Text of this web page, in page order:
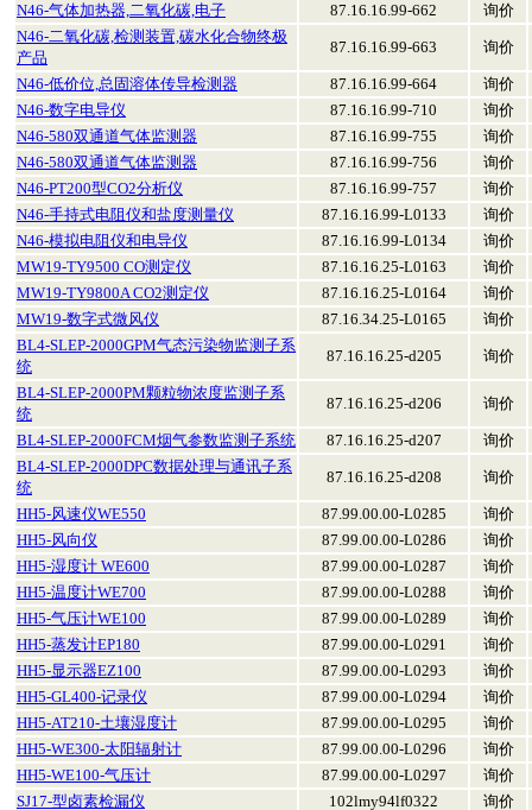
N46-气体加热器,二氧化碳,电子
87.16.16.99-662
询价
N46-二氧化碳,检测装置,碳水化合物终极
产品
87.16.16.99-663 询价
N46-低价位,总固溶体传导检测器 87.16.16.99-664
询价
N46-数字电导仪
87.16.16.99-710
询价
N46-580双通道气体监测器
87.16.16.99-755
询价
N46-580双通道气体监测器
87.16.16.99-756
询价
N46-PT200型CO2分析仪
87.16.16.99-757
询价
N46-手持式电阻仪和盐度测量仪
87.16.16.99-L0133
询价
N46-模拟电阻仪和电导仪
87.16.16.99-L0134
询价
MW19-TY9500 CO测定仪
87.16.16.25-L0163
询价
MW19-TY9800A CO2测定仪
87.16.16.25-L0164
询价
MW19-数字式微风仪
87.16.34.25-L0165
询价
BL4-SLEP-2000GPM气态污染物监测子系
统
87.16.16.25-d205 询价
BL4-SLEP-2000PM颗粒物浓度监测子系
统
87.16.16.25-d206 询价
BL4-SLEP-2000FCM烟气参数监测子系统 87.16.16.25-d207
询价
BL4-SLEP-2000DPC数据处理与通讯子系
统
87.16.16.25-d208 询价
HH5-风速仪WE550 87.99.00.00-L0285
询价
HH5-风向仪
87.99.00.00-L0286
询价
HH5-湿度计 WE600
87.99.00.00-L0287
询价
HH5-温度计WE700
87.99.00.00-L0288
询价
HH5-气压计WE100
87.99.00.00-L0289
询价
HH5-蒸发计EP180
87.99.00.00-L0291
询价
HH5-显示器EZ100
87.99.00.00-L0293
询价
HH5-GL400-记录仪
87.99.00.00-L0294
询价
HH5-AT210-土壤湿度计
87.99.00.00-L0295
询价
HH5-WE300-太阳辐射计
87.99.00.00-L0296
询价
HH5-WE100-气压计
87.99.00.00-L0297
询价
SJ17-型卤素检漏仪
102lmy94lf0322 询价